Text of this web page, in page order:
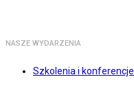
NASZE WYDARZENIA
Szkolenia i konferencje